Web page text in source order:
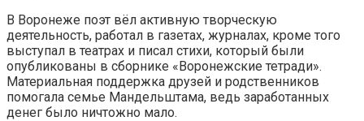
В Воронеже поэт вёл активную творческую
деятельность, работал в газетах, журналах, кроме того
выступал в театрах и писал стихи, который были
опубликованы в сборнике «Воронежские тетради».
Материальная поддержка друзей и родственников
помогала семье Мандельштама, ведь заработанных
денег было ничтожно мало.